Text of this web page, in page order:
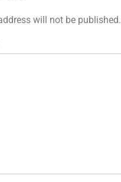
will not be published.